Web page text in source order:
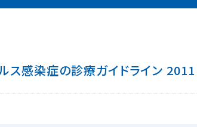
ス感染症の診療ガイドライン 2011